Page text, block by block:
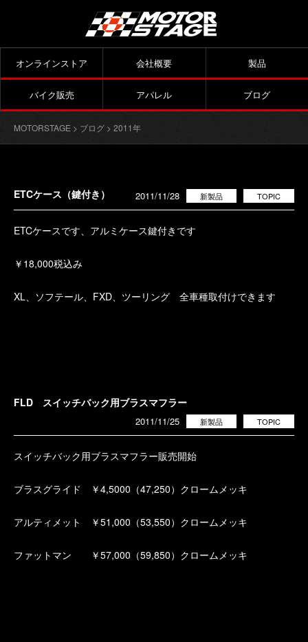
オンラインストア 会社概要 製品
バイク販売 アパレル ブログ
MOTORSTAGE > ブログ > 2011年
ETCケース（鍵付き） TOPIC
新製品
2011/11/28
ETCケースです、アルミケース鍵付きです
￥18,000税込み
XL、ソフテール、FXD、ツーリング 全車種取付けできます
FLD スイッチバック用ブラスマフラー
TOPIC
新製品
2011/11/25
スイッチバック用ブラスマフラー販売開始
ブラスグライド ￥4,5000（47,250）クロームメッキ
アルティメット ￥51,000（53,550）クロームメッキ
ファットマン ￥57,000（59,850）クロームメッキ